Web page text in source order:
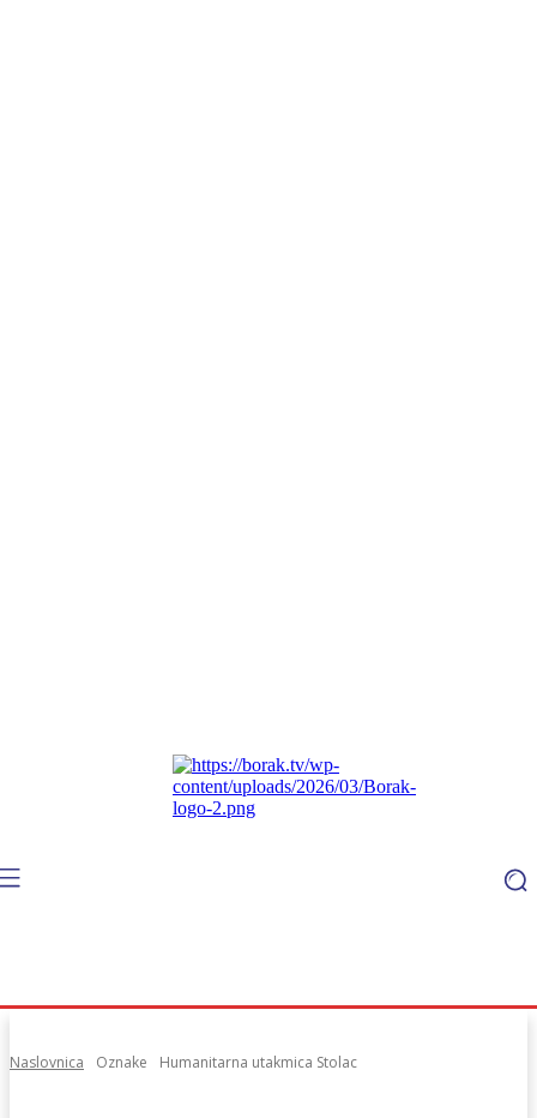
Naslovnica Oznake Humanitarna utakmica Stolac